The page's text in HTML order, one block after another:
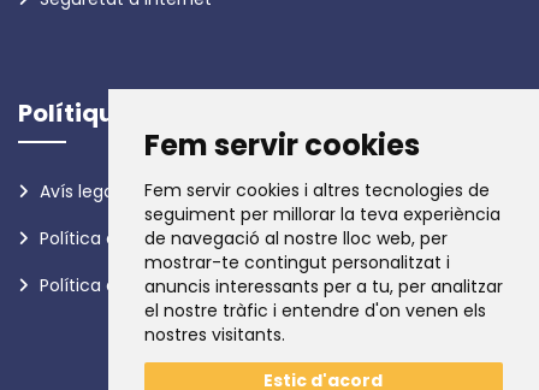
Fem servir cookies
Fem servir cookies i altres tecnologies de
seguiment per millorar la teva experiència
de navegació al nostre lloc web, per
mostrar-te contingut personalitzat i
anuncis interessants per a tu, per analitzar
el nostre tràfic i entendre d'on venen els
nostres visitants.
Estic d'acord
Polítiques
Avís legal
Política de privadesa
Política de galetes